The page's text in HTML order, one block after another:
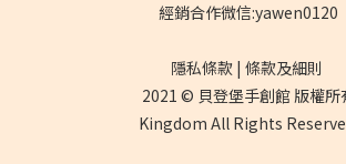
經銷合作微信:yawen0120
隱私條款 | 條款及細則
2021 © 貝登堡手創館 版權所
Kingdom All Rights